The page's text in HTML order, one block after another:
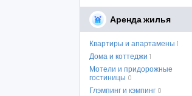
Аренда жилья
Квартиры и апартамены 1
Дома и коттеджи 1
Мотели и придорожные
гостиницы 0
Глэмпинг и кэмпинг 0